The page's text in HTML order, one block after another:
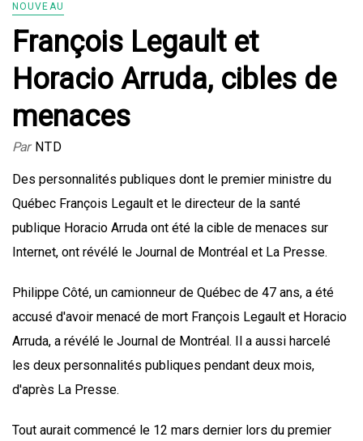
NOUVEAU
François Legault et
Horacio Arruda, cibles de
menaces
Par NTD
Des personnalités publiques dont le premier ministre du
Québec François Legault et le directeur de la santé
publique Horacio Arruda ont été la cible de menaces sur
Internet, ont révélé le Journal de Montréal et La Presse.
Philippe Côté, un camionneur de Québec de 47 ans, a été
accusé d'avoir menacé de mort François Legault et Horacio
Arruda, a révélé le Journal de Montréal. Il a aussi harcelé
les deux personnalités publiques pendant deux mois,
d'après La Presse.
Tout aurait commencé le 12 mars dernier lors du premier